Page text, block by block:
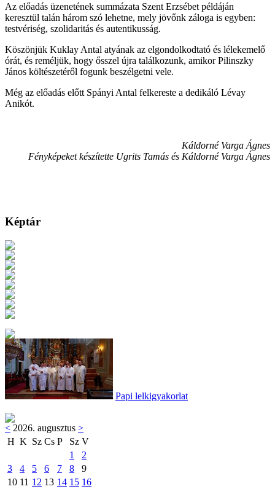
Az előadás üzenetének summázata Szent Erzsébet példáján
keresztül talán három szó lehetne, mely jövőnk záloga is egyben:
testvériség, szolidaritás és autentikusság.
Köszönjük Kuklay Antal atyának az elgondolkodtató és lélekemelő
órát, és reméljük, hogy ősszel újra találkozunk, amikor Pilinszky
János költészetéről fogunk beszélgetni vele.
Még az előadás előtt Spányi Antal felkereste a dedikáló Lévay
Anikót.
Káldorné Varga Ágnes
Fényképeket készítette Ugrits Tamás és Káldorné Varga Ágnes
Képtár
Papi lelkigyakorlat
< 2026. augusztus >
H K Sz Cs P Sz V
1
2
3
4 5 6 7 8
9
10 11 12 13 14 15 16